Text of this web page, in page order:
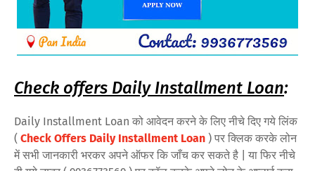
Check offers Daily Installment Loan:
Daily Installment Loan को आवेदन करने के लिए नीचे दिए गये लिंक
( Check Offers Daily Installment Loan ) पर क्लिक करके लोन
में सभी जानकारी भरकर अपने ऑफर कि जाँच कर सकते है | या फिर नीचे